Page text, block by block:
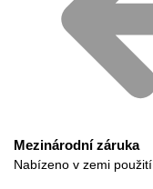
Mezinárodní záruka
Nabízeno v zemi použití